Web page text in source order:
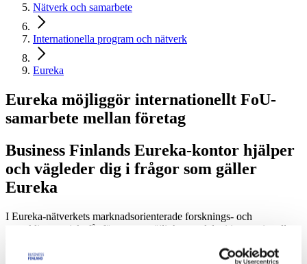
Nätverk och samarbete
Internationella program och nätverk
Eureka
Eureka möjliggör internationellt FoU-
samarbete mellan företag
Business Finlands Eureka-kontor hjälper
och vägleder dig i frågor som gäller
Eureka
I Eureka-nätverkets marknadsorienterade forsknings- och
utvecklingsprojekt får företagen möjlighet att delta i internationellt
produkter, processer eller tjänster.